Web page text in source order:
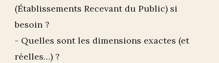
(Établissements Recevant du Public) si
besoin ?
- Quelles sont les dimensions exactes (et
réelles…) ?